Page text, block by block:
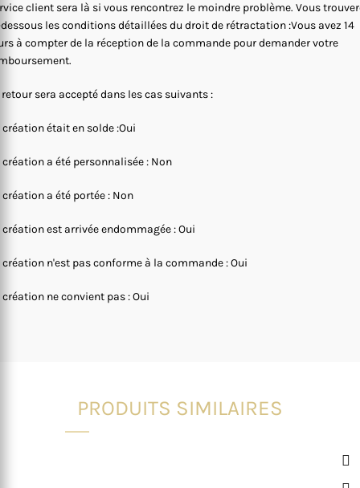
client sera là si vous rencontrez le moindre problème. Vous
les conditions détaillées du droit de rétractation :Vous avez 14
à compter de la réception de la commande pour demander votre
retour sera accepté dans les cas suivants :
création était en solde :Oui
création a été personnalisée : Non
création a été portée : Non
création est arrivée endommagée : Oui
création n'est pas conforme à la commande : Oui
création ne convient pas : Oui
PRODUITS SIMILAIRES